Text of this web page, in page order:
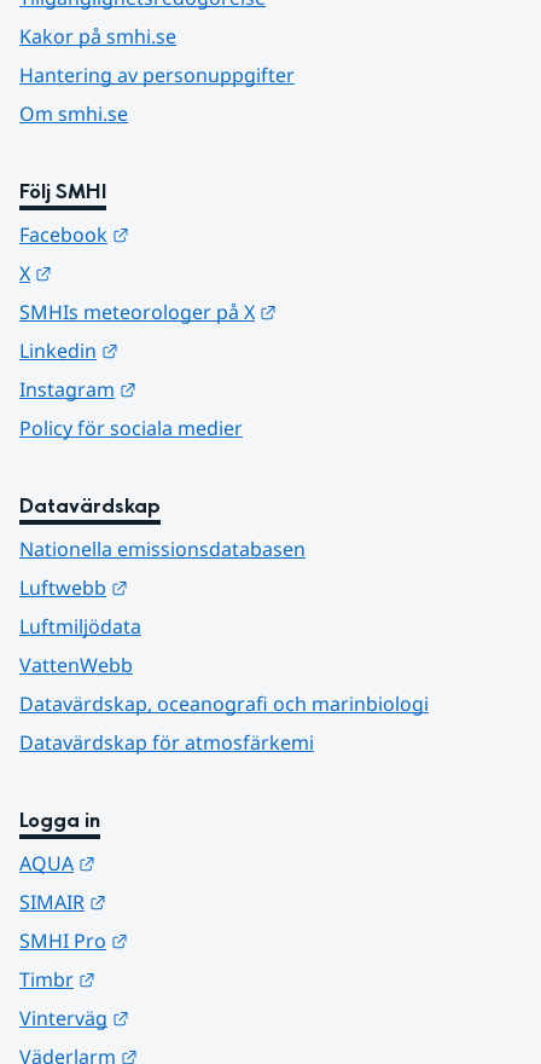
Kakor på smhi.se
Hantering av personuppgifter
Om smhi.se
Följ SMHI
Facebook
X
SMHIs meteorologer på X
Linkedin
Instagram
Policy för sociala medier
Datavärdskap
Nationella emissionsdatabasen
Luftwebb
Luftmiljödata
VattenWebb
Datavärdskap, oceanografi och marinbiologi
Datavärdskap för atmosfärkemi
Logga in
AQUA
SIMAIR
SMHI Pro
Timbr
Vinterväg
Väderlarm